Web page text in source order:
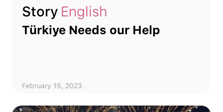
Story English
Türkiye Needs our Help
February 15, 2023